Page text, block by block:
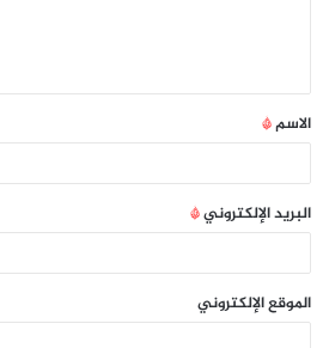
الاسم*
البريد الإلكتروني*
الموقع الإلكتروني